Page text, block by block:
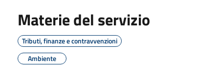
Materie del servizio
Tributi, finanze e contravvenzioni
Ambiente